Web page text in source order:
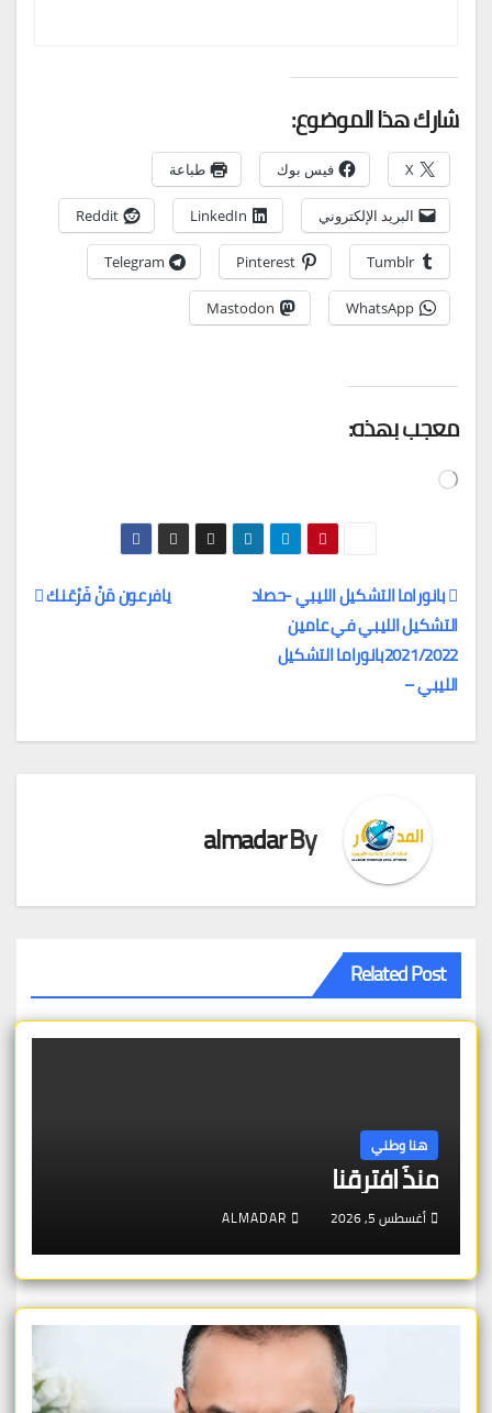
شارك هذا الموضوع:
X فيس بوك طباعة
البريد الإلكتروني LinkedIn
Reddit
Tumblr
Pinterest
Telegram
WhatsApp
Mastodon
معجب بهذه:
جاري
تصفّح
المقالات
يافرعون مَنْ فَرْعَنك
بانوراما التشكيل الليبي -حصاد
التشكيل الليبي في عامين
2021/2022بانوراما التشكيل
الليبي –
By
almadar
Related Post
هنا وطني
منذُ افترقنا
أغسطس 5, 2026 ALMADAR